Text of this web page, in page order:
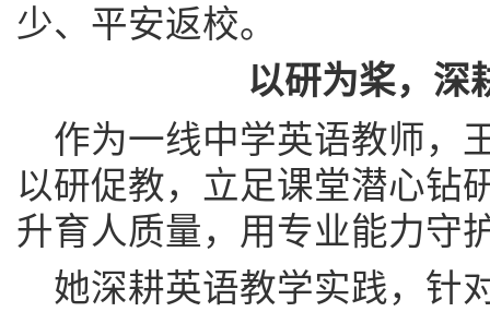
少、平安返校。
以研为桨，深
作为一线中学英语教师，
以研促教，立足课堂潜心钻
升育人质量，用专业能力守
她深耕英语教学实践，针